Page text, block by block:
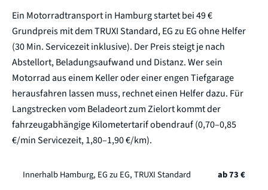
Ein Motorradtransport in Hamburg startet bei 49 €
Grundpreis mit dem TRUXI Standard, EG zu EG ohne Helfer
(30 Min. Servicezeit inklusive). Der Preis steigt je nach
Abstellort, Beladungsaufwand und Distanz. Wer sein
Motorrad aus einem Keller oder einer engen Tiefgarage
herausfahren lassen muss, rechnet einen Helfer dazu. Für
Langstrecken vom Beladeort zum Zielort kommt der
fahrzeugabhängige Kilometertarif obendrauf (0,70–0,85
€/min Servicezeit, 1,80–1,90 €/km).
Innerhalb Hamburg, EG zu EG, TRUXI Standard ab 73 €